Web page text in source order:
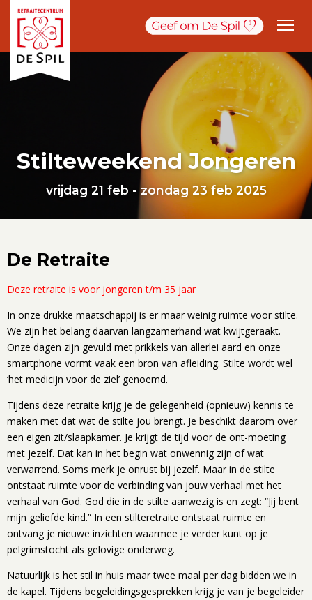
Stilteweekend Jongeren
vrijdag 21 feb - zondag 23 feb 2025
De Retraite
Deze retraite is voor jongeren t/m 35 jaar
In onze drukke maatschappij is er maar weinig ruimte voor stilte.
We zijn het belang daarvan langzamerhand wat kwijtgeraakt.
Onze dagen zijn gevuld met prikkels van allerlei aard en onze
smartphone vormt vaak een bron van afleiding. Stilte wordt wel
‘het medicijn voor de ziel’ genoemd.
Tijdens deze retraite krijg je de gelegenheid (opnieuw) kennis te
maken met dat wat de stilte jou brengt. Je beschikt daarom over
een eigen zit/slaapkamer. Je krijgt de tijd voor de ont-moeting
met jezelf. Dat kan in het begin wat onwennig zijn of wat
verwarrend. Soms merk je onrust bij jezelf. Maar in de stilte
ontstaat ruimte voor de verbinding van jouw verhaal met het
verhaal van God. God die in de stilte aanwezig is en zegt: “Jij bent
mijn geliefde kind.” In een stilteretraite ontstaat ruimte en
ontvang je nieuwe inzichten waarmee je verder kunt op je
pelgrimstocht als gelovige onderweg.
Natuurlijk is het stil in huis maar twee maal per dag bidden we in
de kapel. Tijdens begeleidingsgesprekken krijg je van je begeleider